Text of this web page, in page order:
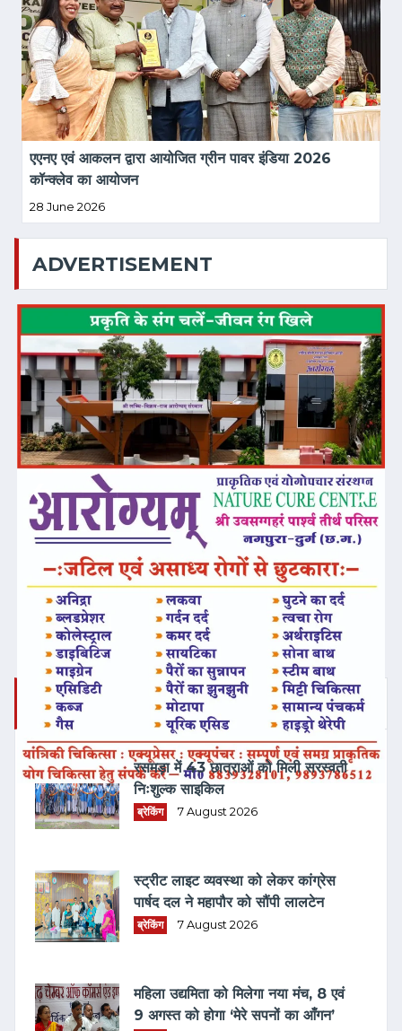
एएनए एवं आकलन द्वारा आयोजित ग्रीन पावर इंडिया 2026
कॉन्क्लेव का आयोजन
28 June 2026
ADVERTISEMENT
❮ ❯
ताज़ा समाचार
रसमड़ा में 43 छात्राओं को मिली सरस्वती
निःशुल्क साइकिल
ब्रेकिंग 7 August 2026
स्ट्रीट लाइट व्यवस्था को लेकर कांग्रेस
पार्षद दल ने महापौर को सौंपी लालटेन
ब्रेकिंग 7 August 2026
महिला उद्यमिता को मिलेगा नया मंच, 8 एवं
9 अगस्त को होगा ‘मेरे सपनों का आँगन’